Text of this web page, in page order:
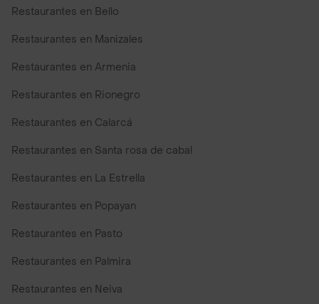
Restaurantes en Bello
Restaurantes en Manizales
Restaurantes en Armenia
Restaurantes en Rionegro
Restaurantes en Calarcá
Restaurantes en Santa rosa de cabal
Restaurantes en La Estrella
Restaurantes en Popayan
Restaurantes en Pasto
Restaurantes en Palmira
Restaurantes en Neiva